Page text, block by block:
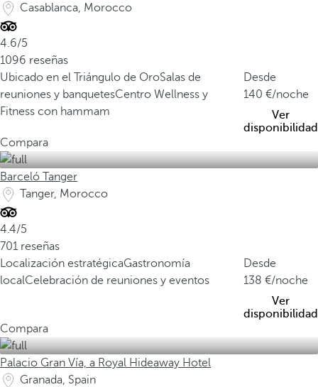
Casablanca, Morocco
4.6/5
1096 reseñas
Ubicado en el Triángulo de OroSalas de
reuniones y banquetesCentro Wellness y
Fitness con hammam
Desde
140
/noche
Ver
disponibilidad
Compara
Barceló Tanger
Tanger, Morocco
4.4/5
701 reseñas
Localización estratégicaGastronomía
localCelebración de reuniones y eventos
Desde
138
/noche
Ver
disponibilidad
Compara
Palacio Gran Vía, a Royal Hideaway Hotel
Granada, Spain